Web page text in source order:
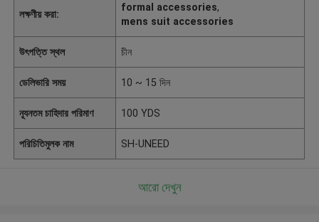
লক্ষণীয় করা:
formal accessories,
mens suit accessories
উৎপত্তি স্থল চীন
ডেলিভারি সময় 10 ~ 15 দিন
ন্যূনতম চাহিদার পরিমাণ 100 YDS
পরিচিতিমুলক নাম SH-UNEED
আরো দেখুন